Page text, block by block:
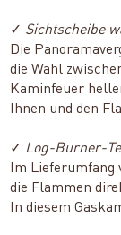
✓ Sichtscheibe
Die
die Wahl
Kaminfeuer
Ihnen und den
✓ Log-Burner-
Im Lieferumfang
die Flammen
In diesem